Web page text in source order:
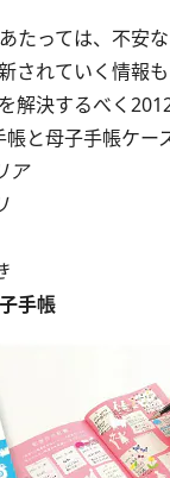
たっては、不安
されていく情報
解決するべく
と母子手帳ケー
ア
手帳